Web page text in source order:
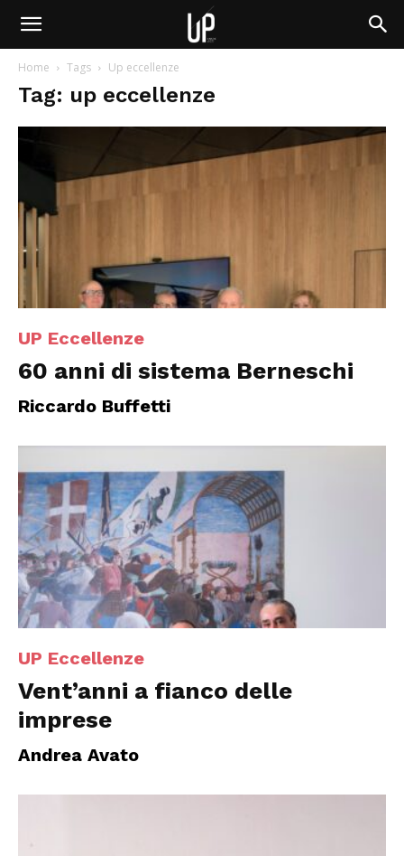
Home Tags Up eccellenze
Tag: up eccellenze
UP Eccellenze
60 anni di sistema Berneschi
Riccardo Buffetti
UP Eccellenze
Vent’anni a fianco delle
imprese
Andrea Avato